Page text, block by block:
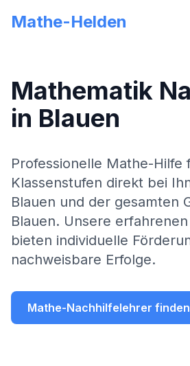
Mathe-Helden
Mathematik
in Blauen
Professionelle Mathe-Hilfe
Klassenstufen direkt bei
Blauen und der gesamten
Blauen. Unsere
bieten individuelle
nachweisbare Erfolge.
Mathe-Nachhilfelehrer finden